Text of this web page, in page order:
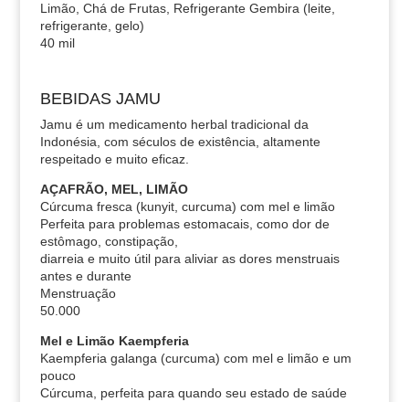
Limão, Chá de Frutas, Refrigerante Gembira (leite,
refrigerante, gelo)
40 mil
BEBIDAS JAMU
Jamu é um medicamento herbal tradicional da
Indonésia, com séculos de existência, altamente
respeitado e muito eficaz.
AÇAFRÃO, MEL, LIMÃO
Cúrcuma fresca (kunyit, curcuma) com mel e limão
Perfeita para problemas estomacais, como dor de
estômago, constipação,
diarreia e muito útil para aliviar as dores menstruais
antes e durante
Menstruação
50.000
Mel e Limão Kaempferia
Kaempferia galanga (curcuma) com mel e limão e um
pouco
Cúrcuma, perfeita para quando seu estado de saúde